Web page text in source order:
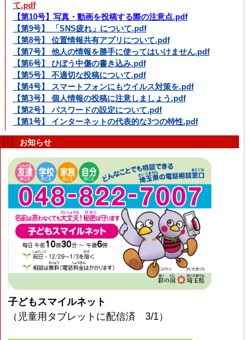
て.pdf
【第10号】写真・動画を投稿する際の注意点.pdf
【第9号】 「SNS疲れ」について.pdf
【第8号】 位置情報共有アプリについて.pdf
【第7号】 他人の情報を勝手に使ってはいけません.pdf
【第6号】 ひぼう中傷の書き込み.pdf
【第5号】 不適切な投稿について.pdf
【第4号】 スマートフォンにもウイルス対策を.pdf
【第3号】 個人情報の投稿に注意しましょう.pdf
【第2号】 パスワードの設定について.pdf
【第1号】 インターネットの代表的な3つの特性.pdf
お知らせ
子どもスマイルネット
（児童用タブレットに配信済 3/1）